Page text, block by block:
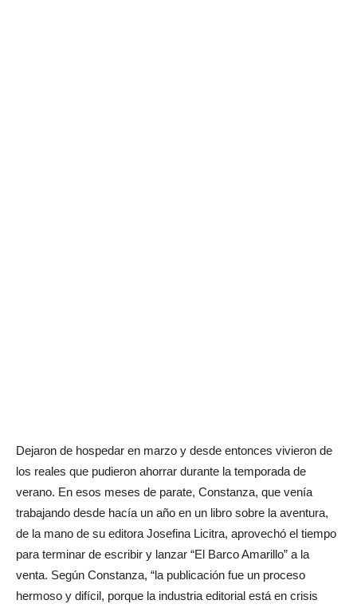
Dejaron de hospedar en marzo y desde entonces vivieron de
los reales que pudieron ahorrar durante la temporada de
verano. En esos meses de parate, Constanza, que venía
trabajando desde hacía un año en un libro sobre la aventura,
de la mano de su editora Josefina Licitra, aprovechó el tiempo
para terminar de escribir y lanzar “El Barco Amarillo” a la
venta. Según Constanza, “la publicación fue un proceso
hermoso y difícil, porque la industria editorial está en crisis